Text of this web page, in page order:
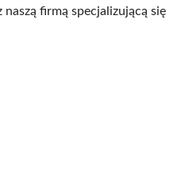
firmą specjalizującą się